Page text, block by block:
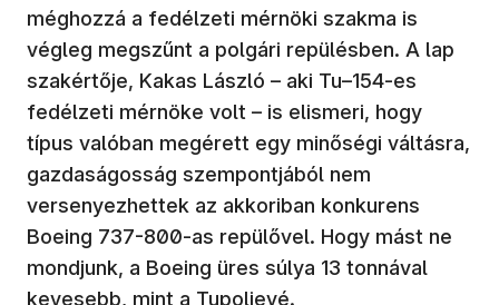
méghozzá a fedélzeti mérnöki szakma is
végleg megszűnt a polgári repülésben. A lap
szakértője, Kakas László – aki Tu–154-es
fedélzeti mérnöke volt – is elismeri, hogy
típus valóban megérett egy minőségi váltásra,
gazdaságosság szempontjából nem
versenyezhettek az akkoriban konkurens
Boeing 737-800-as repülővel. Hogy mást ne
mondjunk, a Boeing üres súlya 13 tonnával
kevesebb, mint a Tupoljevé.